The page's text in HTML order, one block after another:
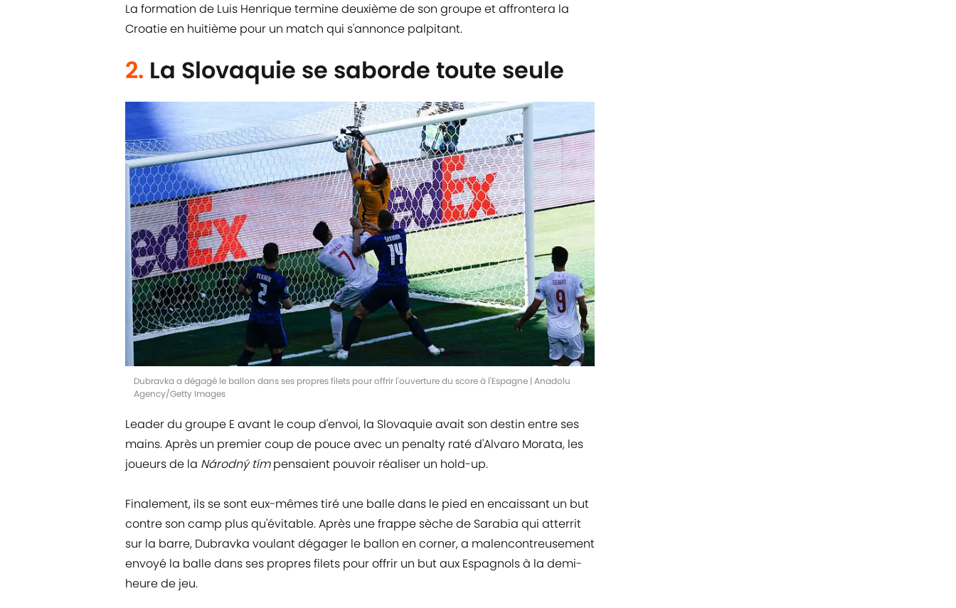
La formation de Luis Henrique termine deuxième de son groupe et affrontera la
Croatie en huitième pour un match qui s'annonce palpitant.
2. La Slovaquie se saborde toute seule
Dubravka a dégagé le ballon dans ses propres filets pour offrir l'ouverture du score à l'Espagne | Anadolu
Agency/Getty Images
Leader du groupe E avant le coup d'envoi, la Slovaquie avait son destin entre ses
mains. Après un premier coup de pouce avec un penalty raté d'Alvaro Morata, les
joueurs de la Národný tímpensaient pouvoir réaliser un hold-up.
Finalement, ils se sont eux-mêmes tiré une balle dans le pied en encaissant un but
contre son camp plus qu'évitable. Après une frappe sèche de Sarabia qui atterrit
sur la barre, Dubravka voulant dégager le ballon en corner, a malencontreusement
envoyé la balle dans ses propres filets pour offrir un but aux Espagnols à la demi-
heure de jeu.